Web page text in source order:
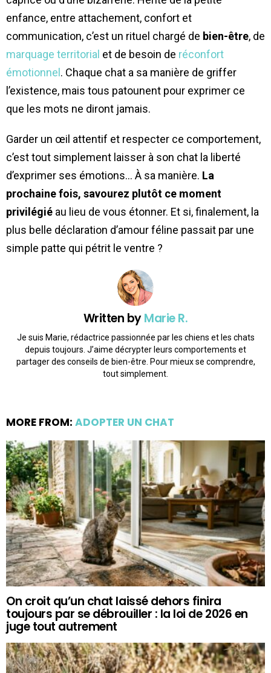
enfance, entre attachement, confort et
communication, c’est un rituel chargé de bien-être, de
marquage territorial et de besoin de réconfort
émotionnel . Chaque chat a sa manière de griffer
l’existence, mais tous patounent pour exprimer ce
que les mots ne diront jamais.
Garder un œil attentif et respecter ce comportement,
c’est tout simplement laisser à son chat la liberté
d’exprimer ses émotions… À sa manière. La
prochaine fois, savourez plutôt ce moment
privilégié au lieu de vous étonner. Et si, finalement, la
plus belle déclaration d’amour féline passait par une
simple patte qui pétrit le ventre ?
Written byMarie R.
Je suis Marie, rédactrice passionnée par les chiens et les chats
depuis toujours. J’aime décrypter leurs comportements et
partager des conseils de bien-être. Pour mieux se comprendre,
tout simplement.
MORE FROM: ADOPTER UN CHAT
On croit qu’un chat laissé dehors finira
toujours par se débrouiller : la loi de 2026 en
juge tout autrement